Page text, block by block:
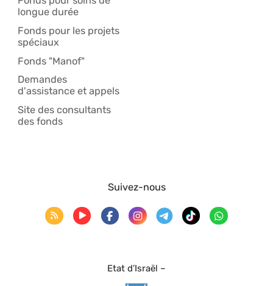
longue durée
Fonds pour les projets
spéciaux
Fonds "Manof"
Demandes
d'assistance et appels
Site des consultants
des fonds
Etat d’Israël –
Suivez-nous